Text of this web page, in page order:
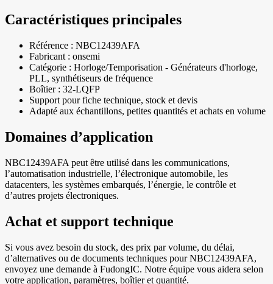
Caractéristiques principales
Référence : NBC12439AFA
Fabricant : onsemi
Catégorie : Horloge/Temporisation - Générateurs d'horloge,
PLL, synthétiseurs de fréquence
Boîtier : 32-LQFP
Support pour fiche technique, stock et devis
Adapté aux échantillons, petites quantités et achats en volume
Domaines d’application
NBC12439AFA peut être utilisé dans les communications,
l’automatisation industrielle, l’électronique automobile, les
datacenters, les systèmes embarqués, l’énergie, le contrôle et
d’autres projets électroniques.
Achat et support technique
Si vous avez besoin du stock, des prix par volume, du délai,
d’alternatives ou de documents techniques pour NBC12439AFA,
envoyez une demande à FudongIC. Notre équipe vous aidera selon
votre application, paramètres, boîtier et quantité.